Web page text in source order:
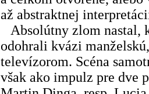
až abstraktnej
Absolútny zlom nastal,
odohrali kvázi
televízorom. Scéna
však ako impulz pre dve